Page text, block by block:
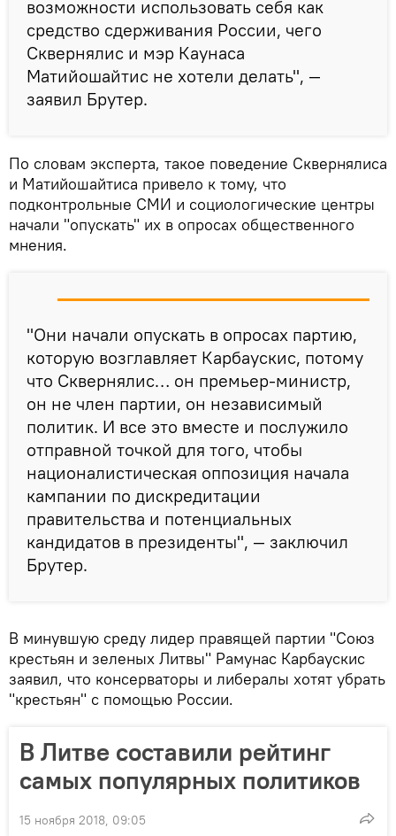
возможности использовать себя как
средство сдерживания России, чего
Сквернялис и мэр Каунаса
Матийошайтис не хотели делать", —
заявил Брутер.
По словам эксперта, такое поведение Сквернялиса
и Матийошайтиса привело к тому, что
подконтрольные СМИ и социологические центры
начали "опускать" их в опросах общественного
мнения.
"Они начали опускать в опросах партию,
которую возглавляет Карбаускис, потому
что Сквернялис… он премьер-министр,
он не член партии, он независимый
политик. И все это вместе и послужило
отправной точкой для того, чтобы
националистическая оппозиция начала
кампании по дискредитации
правительства и потенциальных
кандидатов в президенты", — заключил
Брутер.
В минувшую среду лидер правящей партии "Союз
крестьян и зеленых Литвы" Рамунас Карбаускис
заявил, что консерваторы и либералы хотят убрать
"крестьян" с помощью России.
В Литве составили рейтинг
самых популярных политиков
15 ноября 2018, 09:05